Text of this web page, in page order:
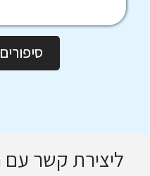
ליצירת קשר